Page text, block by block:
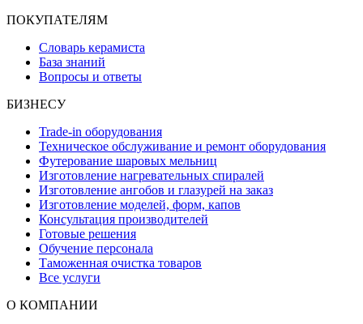
ПОКУПАТЕЛЯМ
Словарь керамиста
База знаний
Вопросы и ответы
БИЗНЕСУ
Trade-in оборудования
Техническое обслуживание и ремонт оборудования
Футерование шаровых мельниц
Изготовление нагревательных спиралей
Изготовление ангобов и глазурей на заказ
Изготовление моделей, форм, капов
Консультация производителей
Готовые решения
Обучение персонала
Таможенная очистка товаров
Все услуги
О КОМПАНИИ